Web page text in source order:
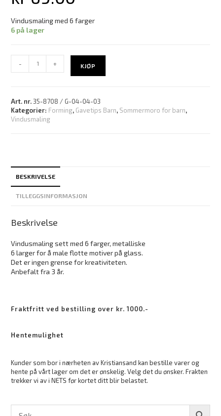
Vindusmaling med 6 farger
6 på lager
- + KJØP
Art. nr.35-8708 / G-04-04-03
Kategorier: Forming, Gavetips Barn, Sommermoro for barn,
Vindusmaling
BESKRIVELSE
TILLEGGSINFORMASJON
Beskrivelse
Vindusmaling sett med 6 farger, metalliske
6 larger for å male flotte motiver på glass.
Det er ingen grense for kreativiteten.
Anbefalt fra 3 år.
Fraktfritt ved bestilling over kr. 1000.-
Hentemulighet
Kunder som bor i nærheten av Kristiansand kan bestille varer og
hente på vårt lager om det er ønskelig. Velg det du ønsker. Frakten
trekker vi av i NETS før kortet ditt blir belastet.